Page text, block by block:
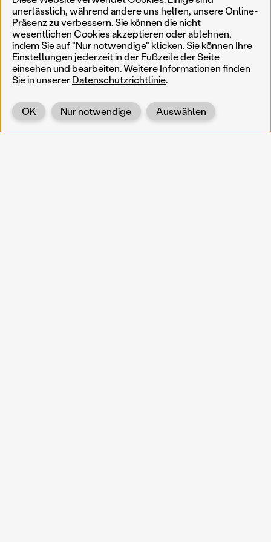
Zurück
unerlässlich, während andere uns helfen, unsere Online-
Präsenz zu verbessern. Sie können die nicht
wesentlichen Cookies akzeptieren oder ablehnen,
indem Sie auf "Nur notwendige" klicken. Sie können Ihre
Einstellungen jederzeit in der Fußzeile der Seite
einsehen und bearbeiten. Weitere Informationen finden
Sie in unsererDatenschutzrichtlinie.
Auswählen
Nur notwendige
OK